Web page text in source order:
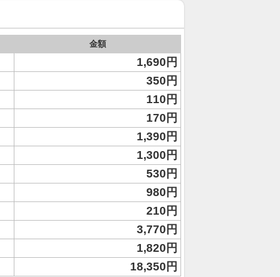
金額
1,690円
350円
110円
170円
1,390円
1,300円
530円
980円
210円
3,770円
1,820円
18,350円